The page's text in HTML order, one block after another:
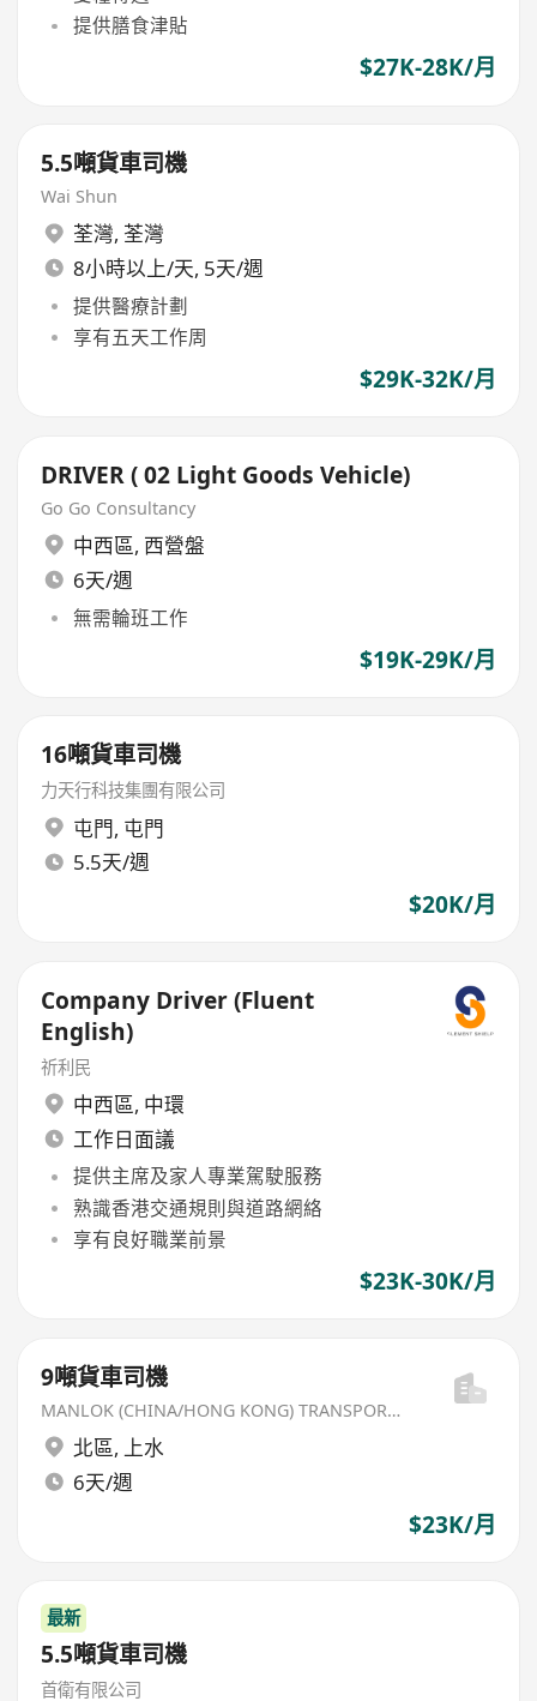
提供膳食津貼
$27K-28K/月
5.5噸貨車司機
Wai Shun
荃灣, 荃灣
8小時以上/天, 5天/週
提供醫療計劃
享有五天工作周
$29K-32K/月
DRIVER ( 02 Light Goods Vehicle)
Go Go Consultancy
中西區, 西營盤
6天/週
無需輪班工作
$19K-29K/月
16噸貨車司機
力天行科技集團有限公司
屯門, 屯門
5.5天/週
$20K/月
Company Driver (Fluent
English)
祈利民
中西區, 中環
工作日面議
提供主席及家人專業駕駛服務
熟識香港交通規則與道路網絡
享有良好職業前景
$23K-30K/月
9噸貨車司機
MANLOK (CHINA/HONG KONG) TRANSPORT LTD
北區, 上水
6天/週
$23K/月
最新
5.5噸貨車司機
首衛有限公司